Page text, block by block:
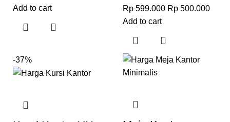
Add to cart
Rp599.000 Rp 500.000
Add to cart
-37%